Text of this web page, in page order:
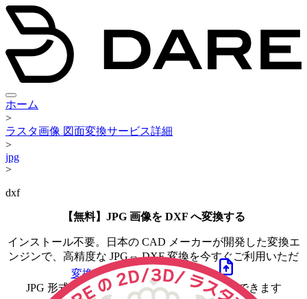
ホーム
>
ラスタ画像 図面変換サービス詳細
>
jpg
>
dxf
【無料】JPG 画像を DXF へ変換する
インストール不要。日本の CAD メーカーが開発した変換エ
ンジンで、高精度な JPG⇔ DXF変換を今すぐご利用いただ
けます。
変換するJPGファイルを選ぶ
JPG 形式を CAD データ ( DXF ) へ図面変換できます